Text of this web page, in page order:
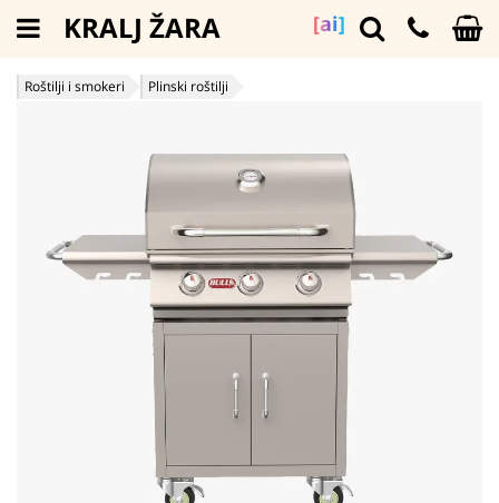
[ai]
KRALJ ŽARA
Roštilji i smokeri Plinski roštilji